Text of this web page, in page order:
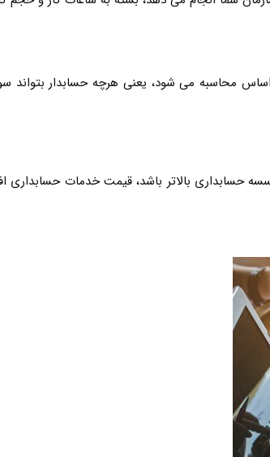
محاسبه می شود، یعنی هرچه حسابدار
بالاتر باشد، قیمت خدمات حسابداری